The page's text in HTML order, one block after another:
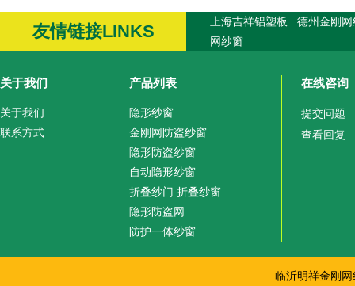
友情链接LINKS 上海吉祥铝塑板
德州金刚网
网纱窗
关于我们
关于我们
联系方式
产品列表
隐形纱窗
金刚网防盗纱窗
隐形防盗纱窗
自动隐形纱窗
折叠纱门 折叠纱窗
隐形防盗网
防护一体纱窗
在线咨询
提交问题
查看回复
临沂明祥金刚